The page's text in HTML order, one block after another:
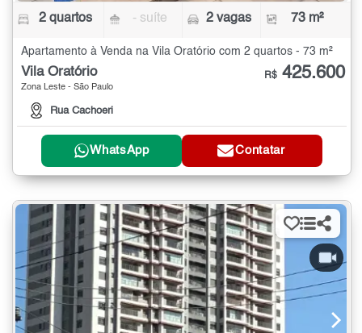
2 quartos - suíte 2 vagas 73 m²
Apartamento à Venda na Vila Oratório com 2 quartos - 73 m²
Vila Oratório
Zona Leste - São Paulo
Rua Cachoeri
R$ 425.600
WhatsApp Contatar